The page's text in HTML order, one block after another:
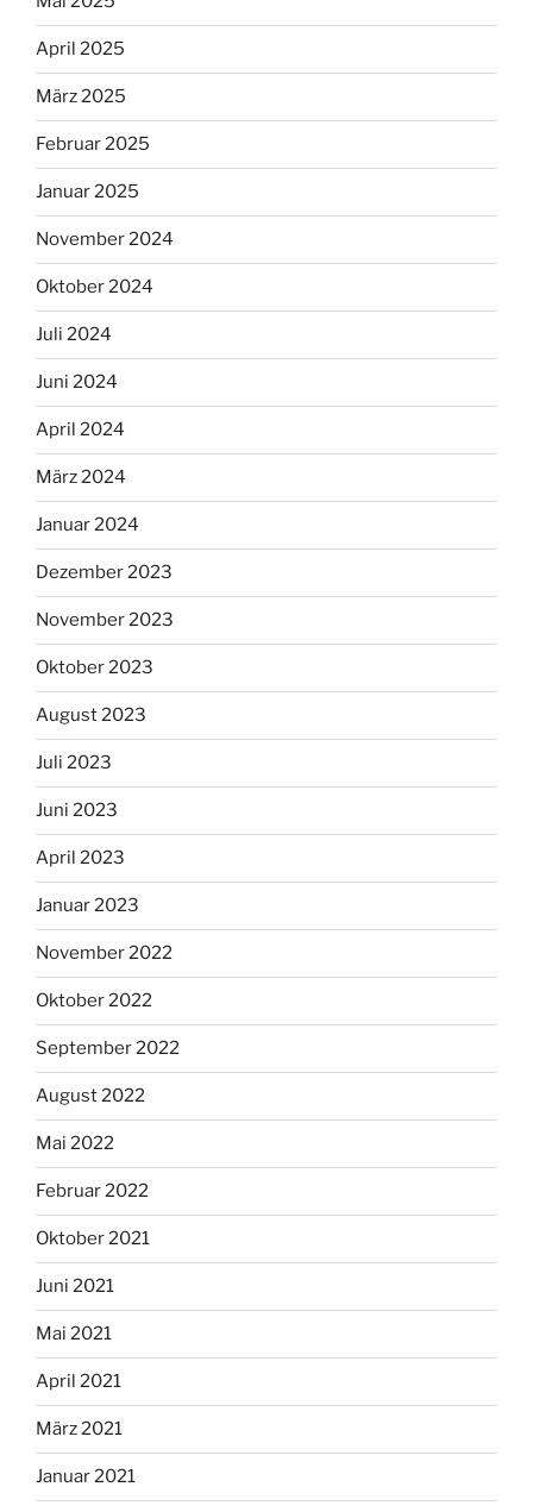
April 2025
März 2025
Februar 2025
Januar 2025
November 2024
Oktober 2024
Juli 2024
Juni 2024
April 2024
März 2024
Januar 2024
Dezember 2023
November 2023
Oktober 2023
August 2023
Juli 2023
Juni 2023
April 2023
Januar 2023
November 2022
Oktober 2022
September 2022
August 2022
Mai 2022
Februar 2022
Oktober 2021
Juni 2021
Mai 2021
April 2021
März 2021
Januar 2021